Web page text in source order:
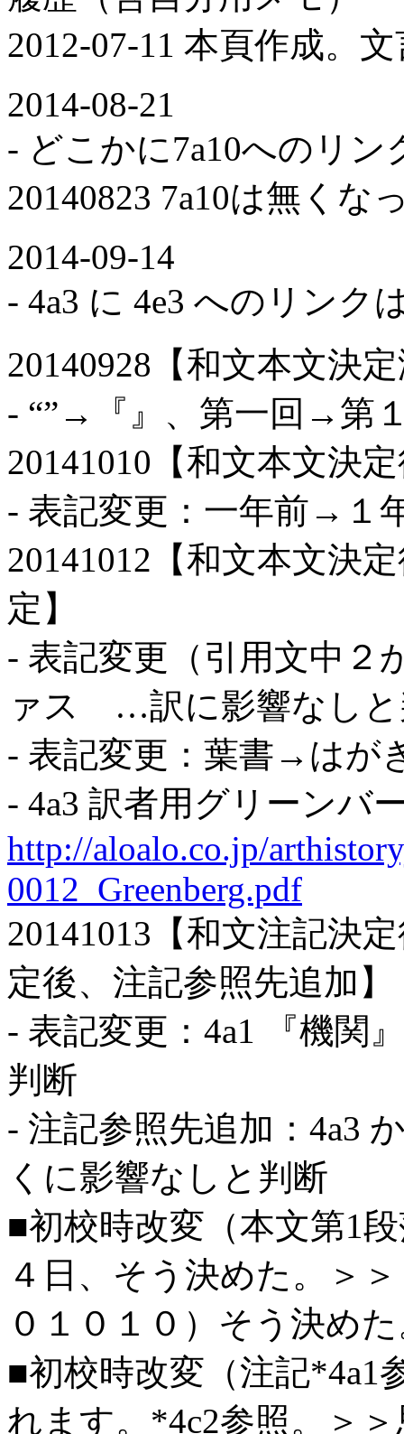
2012-07-11 本頁作成。
2014-08-21
- どこかに7a10へのリ
20140823 7a10は無くな
2014-09-14
- 4a3 に 4e3 へのリン
20140928【和文本文決
- “”→『』、第一回→第
20141010【和文本文決
- 表記変更：一年前→１
20141012【和文本文決
定】
- 表記変更（引用文中
ァス …訳に影響なしと
- 表記変更：葉書→は
- 4a3 訳者用グリーンバ
http://aloalo.co.jp/
0012_Greenberg.pdf
20141013【和文注記決
定後、注記参照先追加】
- 表記変更：4a1 『機
判断
- 注記参照先追加：4a3
くに影響なしと判断
■初校時改変（本文第1
４日、そう決めた。＞
０１０１０）そう決め
■初校時改変（注記*4a1
れます。*4c2参照。＞